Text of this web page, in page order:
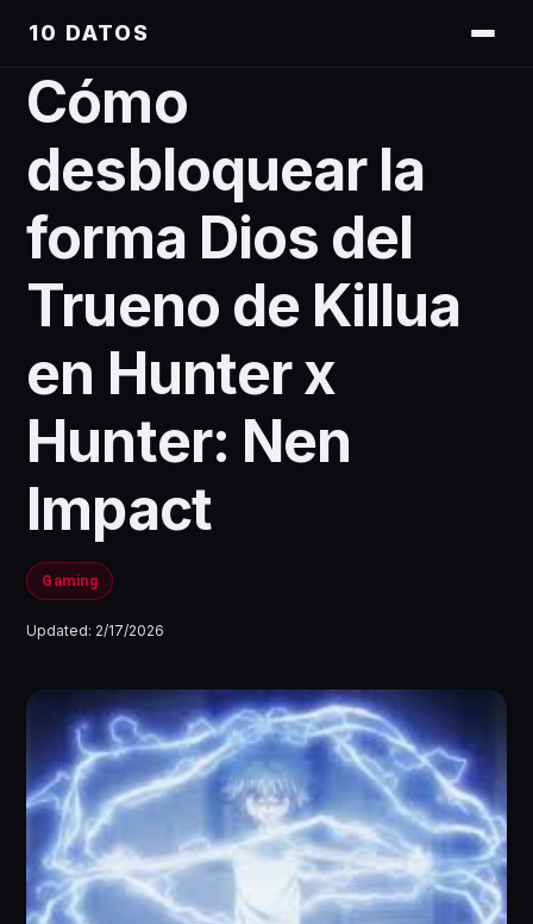
10 DATOS
Cómo
desbloquear la
forma Dios del
Trueno de Killua
en Hunter x
Hunter: Nen
Impact
Gaming
Updated: 2/17/2026